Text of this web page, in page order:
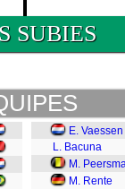
SUBIES
E. Vaessen
L. Bacuna
M.
M. Rente